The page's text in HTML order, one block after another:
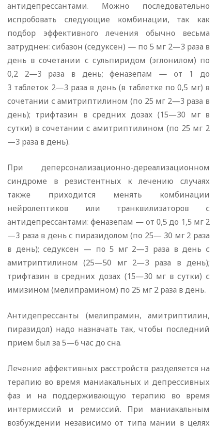
антидепрессантами. Можно последовательно
испробовать следующие комбинации, так как
подбор эффективного лечения обычно весьма
затруднен: сибазон (седуксен) — по 5 мг 2—3 раза в
день в сочетании с сульпиридом (эглонилом) по
0,2 2—3 раза в день; феназепам — от 1 до
3 таблеток 2—3 раза в день (в таблетке по 0,5 мг) в
сочетании с амитриптилином (по 25 мг 2—3 раза в
день); трифтазин в средних дозах (15—30 мг в
сутки) в сочетании с амитриптилином (по 25 мг 2
—3 раза в день).
При деперсонализационно-дереализационном
синдроме в резистентных к лечению случаях
также приходится менять комбинации
нейролептиков или транквилизаторов с
антидепрессантами: феназепам — от 0,5 до 1,5 мг 2
—3 раза в день с пиразидолом (по 25— 30 мг 2 раза
в день); седуксен — по 5 мг 2—3 раза в день с
амитриптилином (25—50 мг 2—3 раза в день);
трифтазин в средних дозах (15—30 мг в сутки) с
имизином (мелипрамином) по 25 мг 2 раза в день.
Антидепрессанты (мелипрамин, амитриптилин,
пиразидол) надо назначать так, чтобы последний
прием был за 5—6 час до сна.
Лечение аффективных расстройств разделяется на
терапию во время маниакальных и депрессивных
фаз и на поддерживающую терапию во время
интермиссий и ремиссий. При маниакальным
возбуждении независимо от типа мании в целях